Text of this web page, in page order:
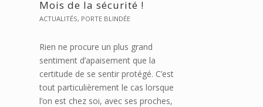
Mois de la sécurité !
ACTUALITÉS, PORTE BLINDÉE
Rien ne procure un plus grand
sentiment d’apaisement que la
certitude de se sentir protégé. C’est
tout particulièrement le cas lorsque
l’on est chez soi, avec ses proches,